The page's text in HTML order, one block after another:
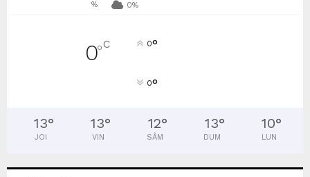
% 0%
0°C 0°
0°
13°
JOI
13°
VIN
12°
SÂM
13°
DUM
10°
LUN